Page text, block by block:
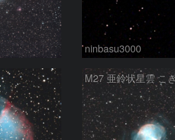
ninbasu3000
M27 亜鈴状星雲 こ